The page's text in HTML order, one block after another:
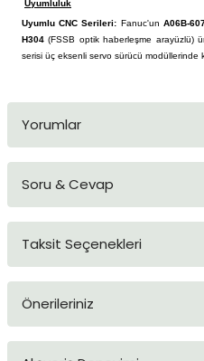
Membranı
Uyumluluk
Uyumlu CNC Serileri: Fanuc'un A06B-
H304 (FSSB optik haberleşme arayüzlü)
serisi üç eksenli servo sürücü modüllerinde
Yorumlar
Soru & Cevap
Taksit Seçenekleri
Önerileriniz